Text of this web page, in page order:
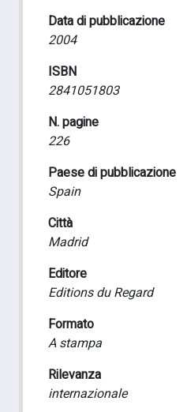
Data di pubblicazione
2004
ISBN
2841051803
N. pagine
226
Paese di pubblicazione
Spain
Città
Madrid
Editore
Editions du Regard
Formato
A stampa
Rilevanza
internazionale